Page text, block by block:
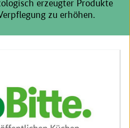
erzeugter Produkte
zu erhöhen.